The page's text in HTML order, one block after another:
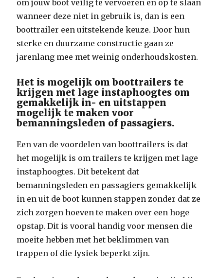
om jouw boot veilig te vervoeren en op te slaan
wanneer deze niet in gebruik is, dan is een
boottrailer een uitstekende keuze. Door hun
sterke en duurzame constructie gaan ze
jarenlang mee met weinig onderhoudskosten.
Het is mogelijk om boottrailers te
krijgen met lage instaphoogtes om
gemakkelijk in- en uitstappen
mogelijk te maken voor
bemanningsleden of passagiers.
Een van de voordelen van boottrailers is dat
het mogelijk is om trailers te krijgen met lage
instaphoogtes. Dit betekent dat
bemanningsleden en passagiers gemakkelijk
in en uit de boot kunnen stappen zonder dat ze
zich zorgen hoeven te maken over een hoge
opstap. Dit is vooral handig voor mensen die
moeite hebben met het beklimmen van
trappen of die fysiek beperkt zijn.